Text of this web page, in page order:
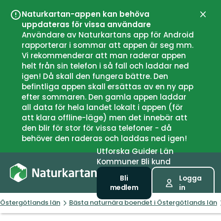
Naturkartan-appen kan behöva
uppdateras för vissa användare
Användare av Naturkartans app för Android
rapporterar i sommar att appen är seg mm.
Vi rekommenderar att man raderar appen
helt från sin telefon i så fall och laddar ned
igen! Då skall den fungera bättre. Den
befintliga appen skall ersättas av en ny app
efter sommaren. Den gamla appen laddar
all data för hela landet lokalt i appen (för
att klara offline-läge) men det innebär att
den blir för stor för vissa telefoner - då
behöver den raderas och laddas ned igen!
UtforskaGuiderLän
Kommuner Bli kund
Bli
medlem
Logga
in
Östergötlands län Bästa naturnära boendet i Östergötlands län